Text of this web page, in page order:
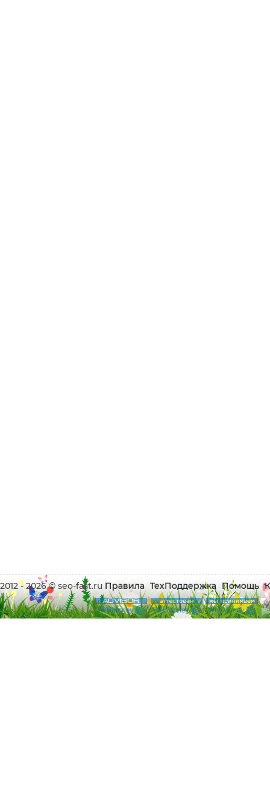
2012 - 2026 © seo-fast.ru Правила ТехПоддержка Помощь